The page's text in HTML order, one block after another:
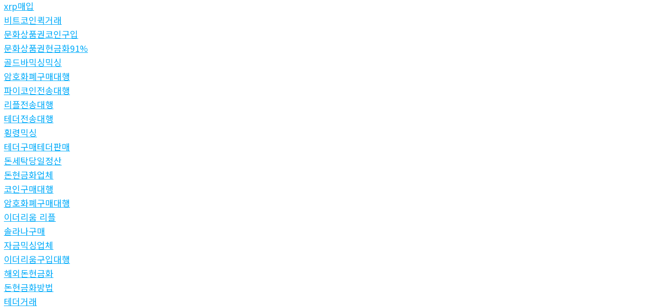
xrp매입
비트코인퀵거래
문화상품권코인구입
문화상품권현금화91%
골드바믹싱믹싱
암호화폐구매대행
파이코인전송대행
리플전송대행
테더전송대행
횡령믹싱
테더구매테더판매
돈세탁당일정산
돈현금화업체
코인구매대행
암호화폐구매대행
이더리움 리플
솔라나구매
자금믹싱업체
이더리움구입대행
해외돈현금화
돈현금화방법
테더거래